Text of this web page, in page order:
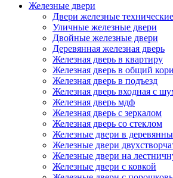
Железные двери
Двери железные технические
Уличные железные двери
Двойные железные двери
Деревянная железная дверь
Железная дверь в квартиру
Железная дверь в общий
Железная дверь в подъезд
Железная дверь входная с
Железная дверь мдф
Железная дверь с зеркалом
Железная дверь со стеклом
Железные двери в
Железные двери
Железные двери на
Железные двери с ковкой